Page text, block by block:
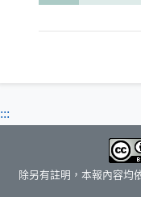
:::
除另有註明，本報內容